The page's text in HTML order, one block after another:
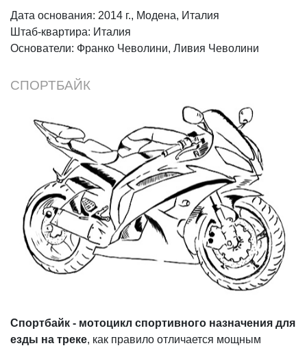
Дата основания: 2014 г., Модена, Италия
Штаб-квартира: Италия
Основатели: Франко Чеволини, Ливия Чеволини
СПОРТБАЙК
Спортбайк - мотоцикл спортивного назначения для
езды на треке, как правило отличается мощным